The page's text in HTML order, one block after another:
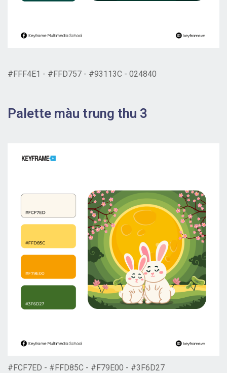
#FFF4E1 - #FFD757 - #93113C - 024840
Palette màu trung thu 3
#FCF7ED - #FFD85C - #F79E00 - #3F6D27